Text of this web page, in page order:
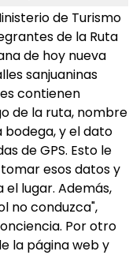
de Turismo
de la Ruta
de hoy nueva
sanjuaninas
contienen
de la ruta, nombre
bodega, y el dato
de GPS. Esto le
esos datos y
lugar. Además,
no conduzca",
Por otro
la página web y